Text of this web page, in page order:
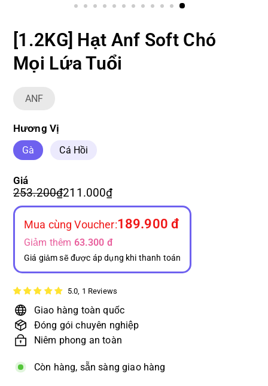
[1.2KG] Hạt Anf Soft Chó
Mọi Lứa Tuổi
ANF
Hương Vị
Gà Cá Hồi
Giá
Giá
thông
thường
253.200₫253.200₫
Giá
bán
211.000₫211.000₫
Mua cùng Voucher:189.900 đ
Giảm thêm 63.300 đ
Giá giảm sẽ được áp dụng khi thanh toán
5.0, 1 Reviews
Giao hàng toàn quốc
Đóng gói chuyên nghiệp
Niêm phong an toàn
Còn hàng, sẵn sàng giao hàng